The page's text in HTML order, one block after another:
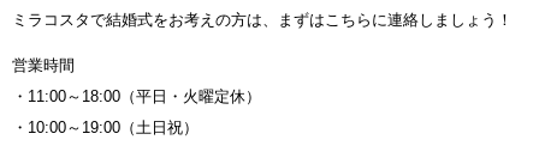
ミラコスタで結婚式をお考えの方は、まずはこちらに連絡しましょう！
営業時間
・11:00～18:00（平日・火曜定休）
・10:00～19:00（土日祝）